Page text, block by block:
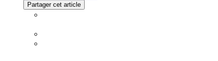
Partager cet article